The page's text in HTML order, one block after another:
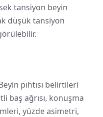
tansiyon beyin
düşük tansiyon
pıhtısı belirtileri
baş ağrısı, konuşma
yüzde asimetri,